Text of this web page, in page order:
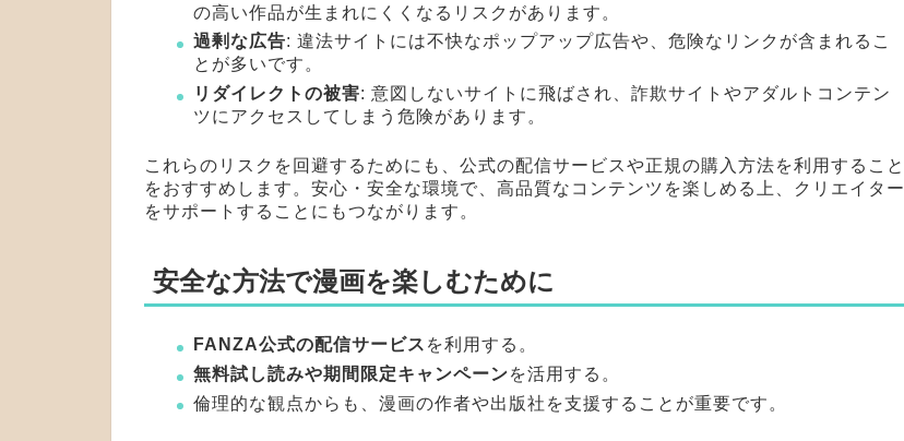
の高い作品が生まれにくくなるリスクがあります。
過剰な広告: 違法サイトには不快なポップアップ広告や、危険なリンクが含まれるこ
とが多いです。
リダイレクトの被害: 意図しないサイトに飛ばされ、詐欺サイトやアダルトコンテン
ツにアクセスしてしまう危険があります。
これらのリスクを回避するためにも、公式の配信サービスや正規の購入方法を利用すること
をおすすめします。安心・安全な環境で、高品質なコンテンツを楽しめる上、クリエイター
をサポートすることにもつながります。
安全な方法で漫画を楽しむために
FANZA公式の配信サービス を利用する。
無料試し読みや期間限定キャンペーンを活用する。
倫理的な観点からも、漫画の作者や出版社を支援することが重要です。